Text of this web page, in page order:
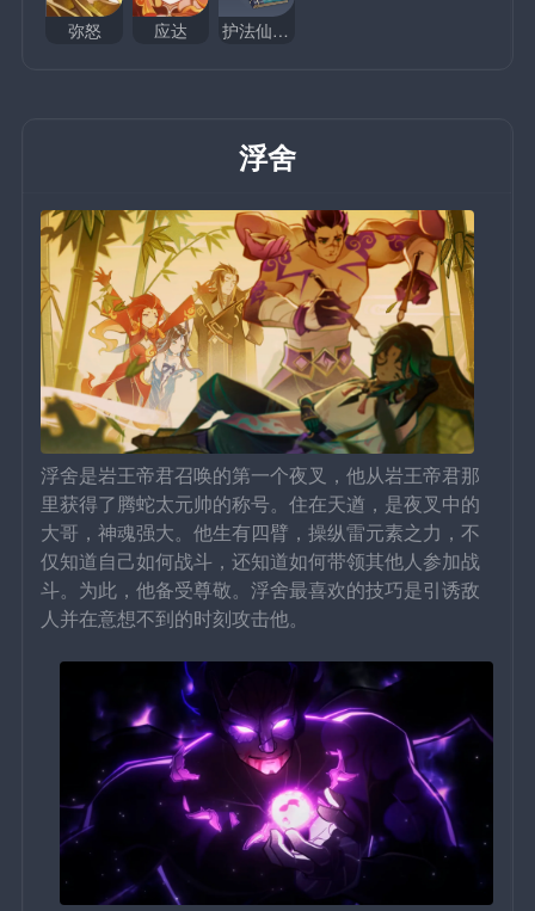
弥怒 应达 护法仙众夜叉录
浮舍
浮舍是岩王帝君召唤的第一个夜叉，他从岩王帝君那
里获得了腾蛇太元帅的称号。住在天遒，是夜叉中的
大哥，神魂强大。他生有四臂，操纵雷元素之力，不
仅知道自己如何战斗，还知道如何带领其他人参加战
斗。为此，他备受尊敬。浮舍最喜欢的技巧是引诱敌
人并在意想不到的时刻攻击他。